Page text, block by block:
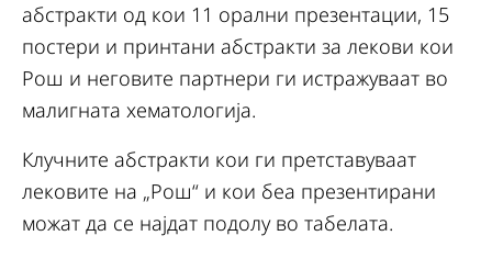
абстракти од кои 11 орални презентации, 15
постери и принтани абстракти за лекови кои
Рош и неговите партнери ги истражуваат во
малигната хематологија.
Клучните абстракти кои ги претставуваат
лековите на „Рош“ и кои беа презентирани
можат да се најдат подолу во табелата.